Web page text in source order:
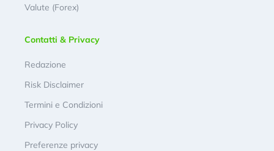
Valute (Forex)
Contatti & Privacy
Redazione
Risk Disclaimer
Termini e Condizioni
Privacy Policy
Preferenze privacy